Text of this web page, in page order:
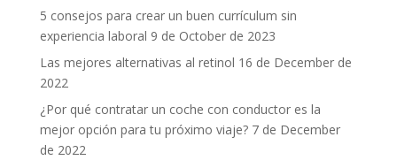
5 consejos para crear un buen currículum sin
experiencia laboral 9 de October de 2023
Las mejores alternativas al retinol 16 de December de
2022
¿Por qué contratar un coche con conductor es la
mejor opción para tu próximo viaje? 7 de December
de 2022